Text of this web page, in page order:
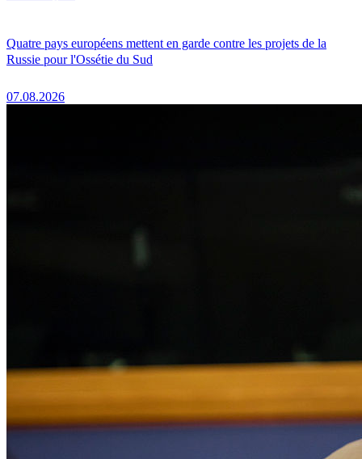
Quatre pays européens mettent en garde contre les projets de la
Russie pour l'Ossétie du Sud
07.08.2026